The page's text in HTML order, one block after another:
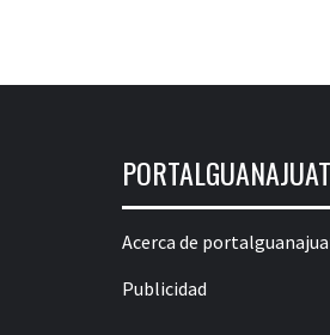
Acerca de
Publicidad